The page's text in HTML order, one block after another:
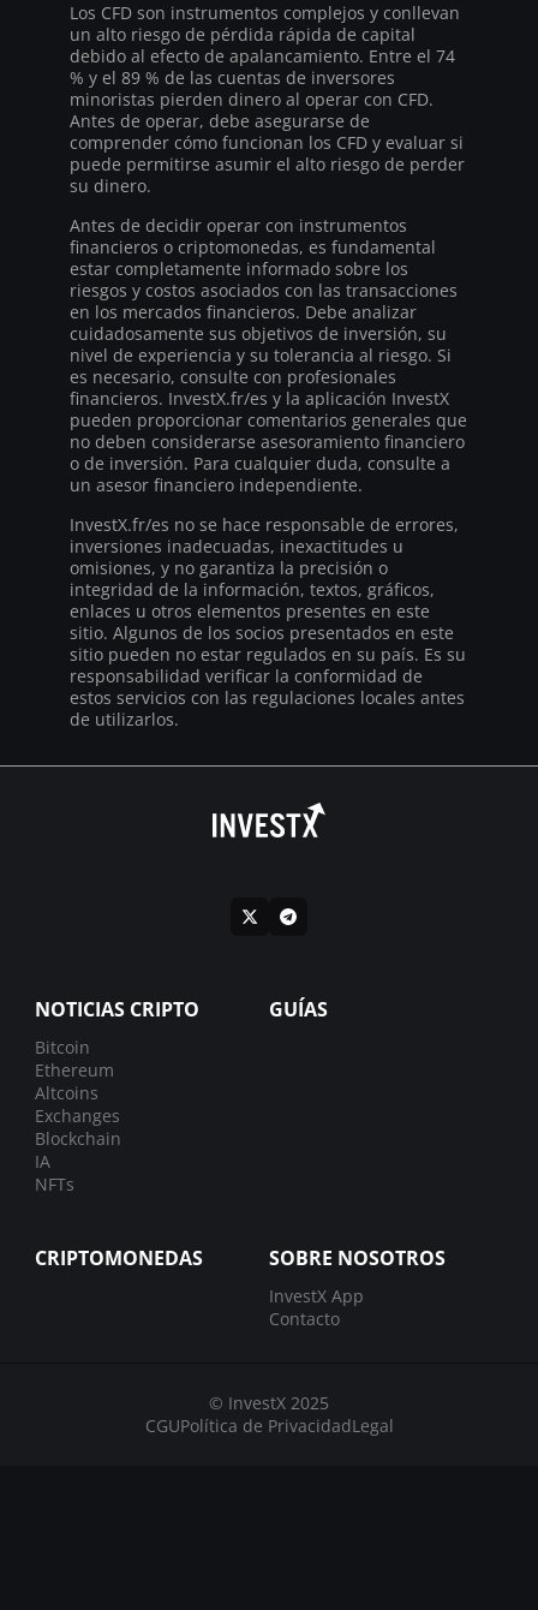
Los CFD son instrumentos complejos y conllevan
un alto riesgo de pérdida rápida de capital
debido al efecto de apalancamiento. Entre el 74
% y el 89 % de las cuentas de inversores
minoristas pierden dinero al operar con CFD.
Antes de operar, debe asegurarse de
comprender cómo funcionan los CFD y evaluar si
puede permitirse asumir el alto riesgo de perder
su dinero.
Antes de decidir operar con instrumentos
financieros o criptomonedas, es fundamental
estar completamente informado sobre los
riesgos y costos asociados con las transacciones
en los mercados financieros. Debe analizar
cuidadosamente sus objetivos de inversión, su
nivel de experiencia y su tolerancia al riesgo. Si
es necesario, consulte con profesionales
financieros. InvestX.fr/es y la aplicación InvestX
pueden proporcionar comentarios generales que
no deben considerarse asesoramiento financiero
o de inversión. Para cualquier duda, consulte a
un asesor financiero independiente.
InvestX.fr/es no se hace responsable de errores,
inversiones inadecuadas, inexactitudes u
omisiones, y no garantiza la precisión o
integridad de la información, textos, gráficos,
enlaces u otros elementos presentes en este
sitio. Algunos de los socios presentados en este
sitio pueden no estar regulados en su país. Es su
responsabilidad verificar la conformidad de
estos servicios con las regulaciones locales antes
de utilizarlos.
NOTICIAS CRIPTO
Bitcoin
Ethereum
Altcoins
Exchanges
Blockchain
IA
NFTs
GUÍAS
CRIPTOMONEDAS SOBRE NOSOTROS
InvestX App
Contacto
© InvestX 2025
CGUPolítica de PrivacidadLegal